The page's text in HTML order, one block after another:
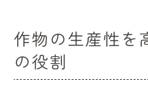
作物の生産性を
の役割